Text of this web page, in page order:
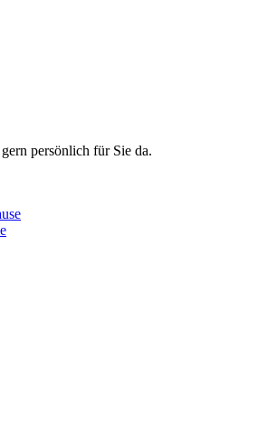
persönlich für Sie da.